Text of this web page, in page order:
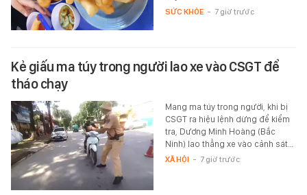
SỨC KHỎE - 7 giờ trước
Kẻ giấu ma túy trong người lao xe vào CSGT để
tháo chạy
Mang ma túy trong người, khi bị
CSGT ra hiệu lệnh dừng để kiểm
tra, Dương Minh Hoàng (Bắc
Ninh) lao thẳng xe vào cảnh sát…
XÃ HỘI - 7 giờ trước